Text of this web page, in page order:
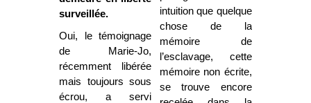
surveillée.
Oui, le témoignage
de Marie-Jo,
récemment libérée
mais toujours sous
écrou, a servi
intuition que quelque
chose de la
mémoire de
l’esclavage, cette
mémoire non écrite,
se trouve encore